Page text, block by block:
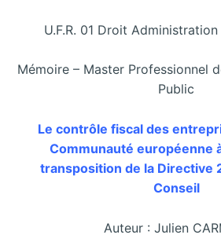
U.F.R. 01 Droit
Mémoire – Master Professionnel
Public
Le contrôle fiscal des
Communauté européenne
transposition de la Directive
Conseil
Auteur : Julien